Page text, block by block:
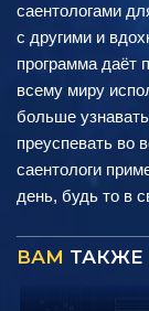
саентологами
с другими и
программа даёт
всему миру
больше
преуспевать во
саентологи
день, будь то в
ВАМ